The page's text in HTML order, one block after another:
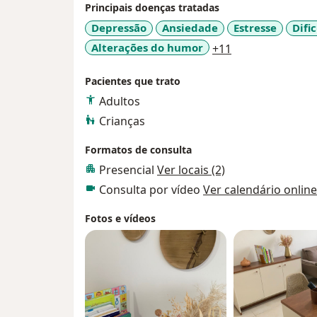
Trabalho com o preparatório para cirurgia
A psicologia se dedica em compreender as
particularidade, capaz de promover a
qual está inserido.
Principais doenças tratadas
Depressão Ansiedade Estresse
Alterações do humor
+11
Pacientes que trato
Adultos
Crianças
Formatos de consulta
Presencial Ver locais (2)
Consulta por vídeo Ver calendário online
Fotos e vídeos